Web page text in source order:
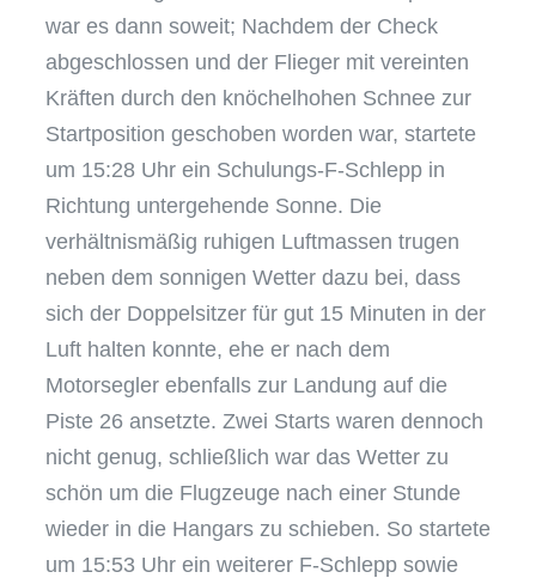
war es dann soweit; Nachdem der Check
abgeschlossen und der Flieger mit vereinten
Kräften durch den knöchelhohen Schnee zur
Startposition geschoben worden war, startete
um 15:28 Uhr ein Schulungs-F-Schlepp in
Richtung untergehende Sonne. Die
verhältnismäßig ruhigen Luftmassen trugen
neben dem sonnigen Wetter dazu bei, dass
sich der Doppelsitzer für gut 15 Minuten in der
Luft halten konnte, ehe er nach dem
Motorsegler ebenfalls zur Landung auf die
Piste 26 ansetzte. Zwei Starts waren dennoch
nicht genug, schließlich war das Wetter zu
schön um die Flugzeuge nach einer Stunde
wieder in die Hangars zu schieben. So startete
um 15:53 Uhr ein weiterer F-Schlepp sowie